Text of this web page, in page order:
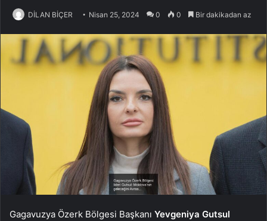
DİLAN BİÇER Nisan 25, 2024 0 0 Bir dakikadan az
Gagavuzya Özerk Bölgesi Başkanı Yevgeniya Gutsul